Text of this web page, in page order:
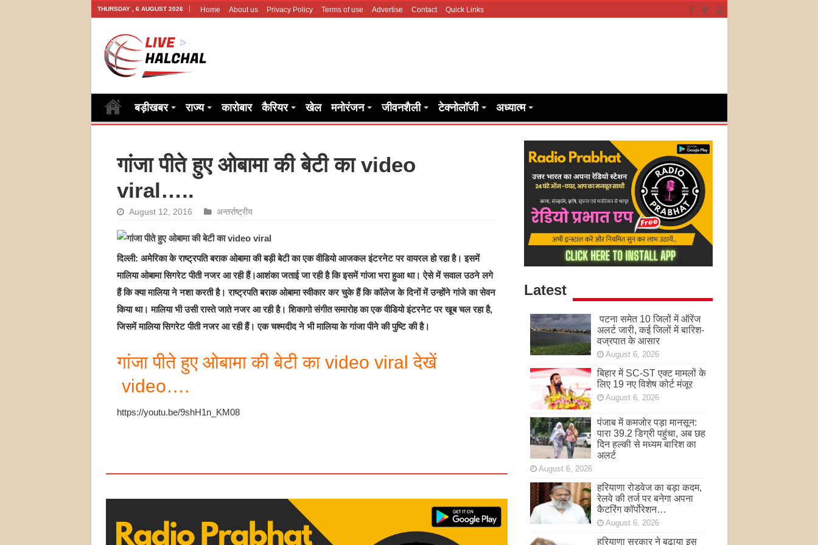
THURSDAY , 6 AUGUST 2026 Home About us Privacy Policy Terms of use Advertise Contact Quick Links
बड़ीखबर राज्य कारोबार कैरियर खेल मनोरंजन जीवनशैली टेक्नोलॉजी अध्यात्म
गांजा पीते हुए ओबामा की बेटी का video
viral…..
August 12, 2016 अन्तर्राष्ट्रीय
दिल्ली: अमेरिका के राष्ट्रपति बराक ओबामा की बड़ी बेटी का एक वीडियो आजकल इंटरनेट पर वायरल हो रहा है। इसमें
मालिया ओबामा सिगरेट पीती नजर आ रही हैं।आशंका जताई जा रही है कि इसमें गांजा भरा हुआ था। ऐसे में सवाल उठने लगे
हैं कि क्या मालिया ने नशा करती है। राष्ट्रपति बराक ओबामा स्वीकार कर चुके हैं कि कॉलेज के दिनों में उन्होंने गांजे का सेवन
किया था। मालिया भी उसी रास्ते जाते नजर आ रही है। शिकागो संगीत समारोह का एक वीडियो इंटरनेट पर खूब चल रहा है,
जिसमें मालिया सिगरेट पीती नजर आ रही हैं। एक चश्मदीद ने भी मालिया के गांजा पीने की पुष्टि की है।
गांजा पीते हुए ओबामा की बेटी का video viral देखें
video….
https://youtu.be/9shH1n_KM08
Latest
पटना समेत 10 जिलों में ऑरेंज
अलर्ट जारी, कई जिलों में बारिश-
वज्रपात के आसार
August 6, 2026
बिहार में SC-ST एक्ट मामलों के
लिए 19 नए विशेष कोर्ट मंजूर
August 6, 2026
पंजाब में कमजोर पड़ा मानसून:
पारा 39.2 डिग्री पहुंचा, अब छह
दिन हल्की से मध्यम बारिश का
अलर्ट
August 6, 2026
हरियाणा रोडवेज का बड़ा कदम,
रेलवे की तर्ज पर बनेगा अपना
कैटरिंग कॉर्पोरेशन…
August 6, 2026
हरियाणा सरकार ने बढ़ाया इस